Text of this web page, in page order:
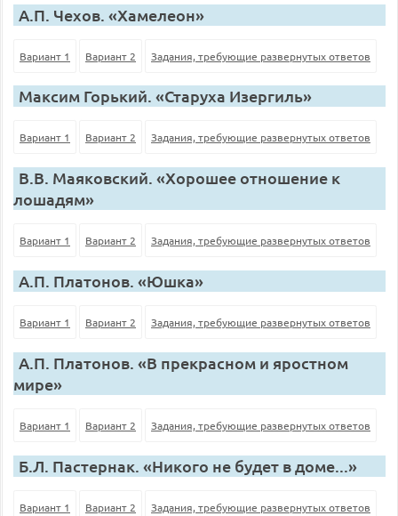
A.П. Чехов. «Хамелеон»
Вариант 1 Вариант 2 Задания, требующие развернутых ответов
Максим Горький. «Старуха Изергиль»
Вариант 1 Вариант 2 Задания, требующие развернутых ответов
B.В. Маяковский. «Хорошее отношение к
лошадям»
Вариант 1 Вариант 2 Задания, требующие развернутых ответов
А.П. Платонов. «Юшка»
Вариант 1 Вариант 2 Задания, требующие развернутых ответов
А.П. Платонов. «В прекрасном и яростном
мире»
Вариант 1 Вариант 2 Задания, требующие развернутых ответов
Б.Л. Пастернак. «Никого не будет в доме...»
Вариант 1 Вариант 2 Задания, требующие развернутых ответов